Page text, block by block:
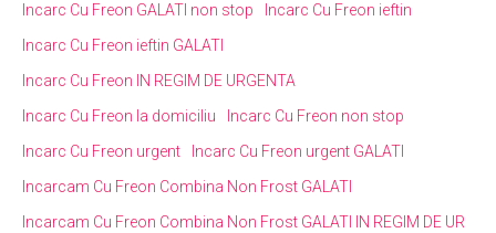
Incarc Cu Freon GALATI non stop
Incarc Cu Freon ieftin
Incarc Cu Freon ieftin GALATI
Incarc Cu Freon IN REGIM DE URGENTA
Incarc Cu Freon la domiciliu
Incarc Cu Freon non stop
Incarc Cu Freon urgent
Incarc Cu Freon urgent GALATI
Incarcam Cu Freon Combina Non Frost GALATI
Incarcam Cu Freon Combina Non Frost GALATI IN REGIM DE UR